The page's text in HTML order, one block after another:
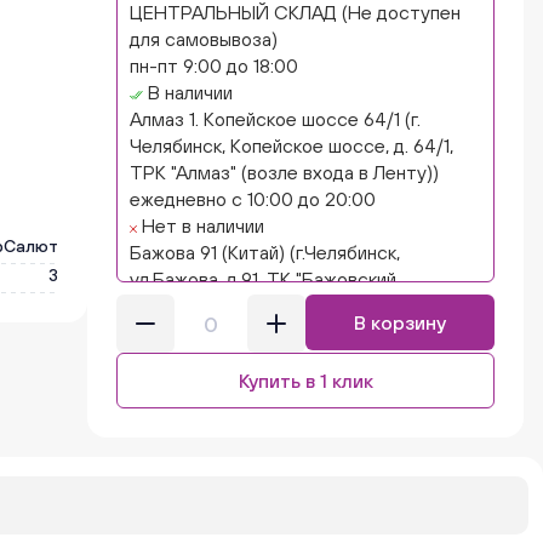
3
ЦЕНТРАЛЬНЫЙ СКЛАД (Не доступен
для самовывоза)
пн-пт 9:00 до 18:00
В наличии
Алмаз 1. Копейское шоссе 64/1 (г.
Челябинск, Копейское шоссе, д. 64/1,
ТРК "Алмаз" (возле входа в Ленту))
ежедневно с 10:00 до 20:00
Нет в наличии
Бажова 91 (Китай) (г.Челябинск,
ул.Бажова, д.91, ТК "Бажовский,
островок "Кисло-сладкий Ниндзя")
ежедневно с 10:00 до 20:00
Нет в наличии
Бажова 91 Цветы (г. Челябинск,
ул.Бажова, д91/1 (на парковке))
В корзину
Купить в 1 клик